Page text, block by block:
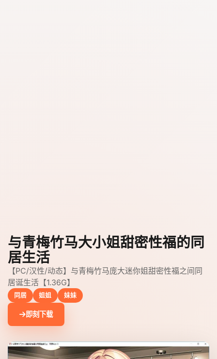
与青梅竹马大小姐甜密性福的同
居生活
【PC/汉性/动态】与青梅竹马庞大迷你姐甜密性福之间同
居诞生活【1.36G】
同居 姐姐 妹妹
即刻下载